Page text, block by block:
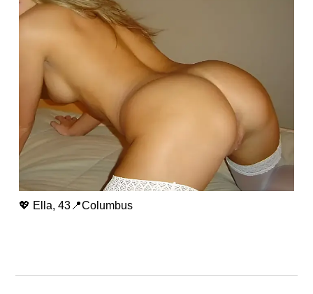
💖 Ella, 43📍Columbus